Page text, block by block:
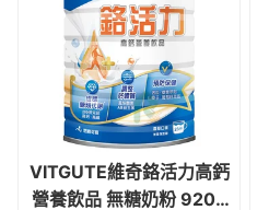
VITGUTE維奇鉻活力高鈣
營養飲品 無糖奶粉 920g